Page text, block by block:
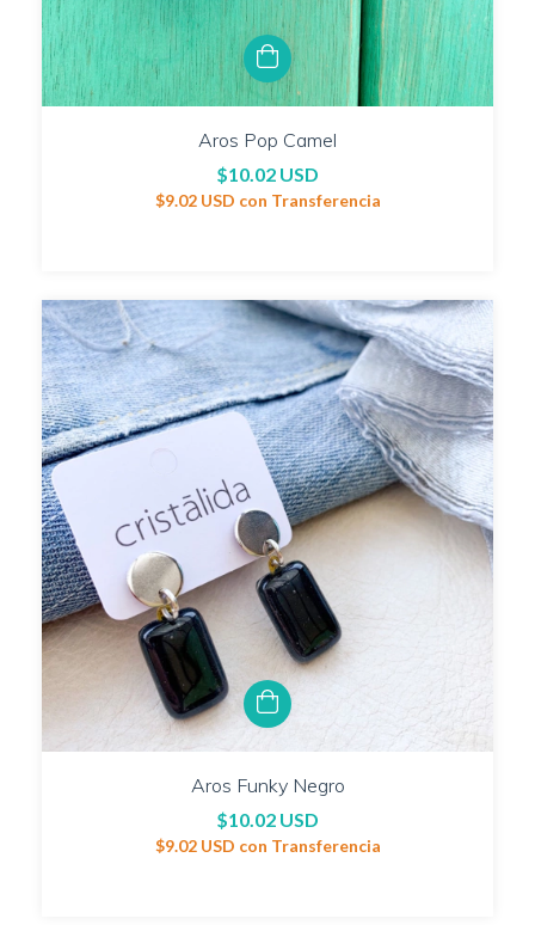
Aros Pop Camel
$10.02 USD
$9.02 USD con Transferencia
Aros Funky Negro
$10.02 USD
$9.02 USD con Transferencia